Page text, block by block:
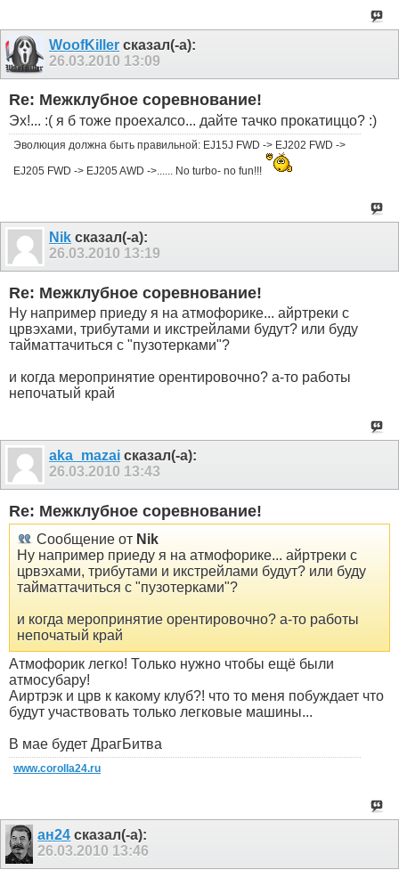
WoofKiller сказал(-а):
26.03.2010 13:09
Re: Межклубное соревнование!
Эх!... :( я б тоже проехалсо... дайте тачко прокатиццо? :)
Эволюция должна быть правильной: EJ15J FWD -> EJ202 FWD ->
EJ205 FWD -> EJ205 AWD ->...... No turbo- no fun!!!
Nik сказал(-а):
26.03.2010 13:19
Re: Межклубное соревнование!
Ну например приеду я на атмофорике... айртреки с
црвэхами, трибутами и икстрейлами будут? или буду
тайматтачиться с "пузотерками"?
и когда меропринятие орентировочно? а-то работы
непочатый край
aka_mazai сказал(-а):
26.03.2010 13:43
Re: Межклубное соревнование!
Сообщение от Nik
Ну например приеду я на атмофорике... айртреки с
црвэхами, трибутами и икстрейлами будут? или буду
тайматтачиться с "пузотерками"?
и когда меропринятие орентировочно? а-то работы
непочатый край
Атмофорик легко! Только нужно чтобы ещё были
атмосубару!
Аиртрэк и црв к какому клуб?! что то меня побуждает что
будут участвовать только легковые машины...
В мае будет ДрагБитва
www.corolla24.ru
ан24 сказал(-а):
26.03.2010 13:46